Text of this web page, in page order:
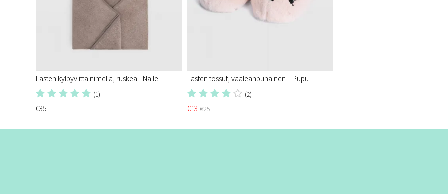
Lasten kylpyviitta nimellä, ruskea - Nalle
(1)
€35
Lasten tossut, vaaleanpunainen – Pupu
(2)
€13 €25